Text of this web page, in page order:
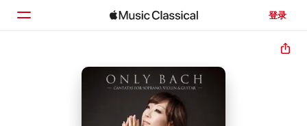
登录